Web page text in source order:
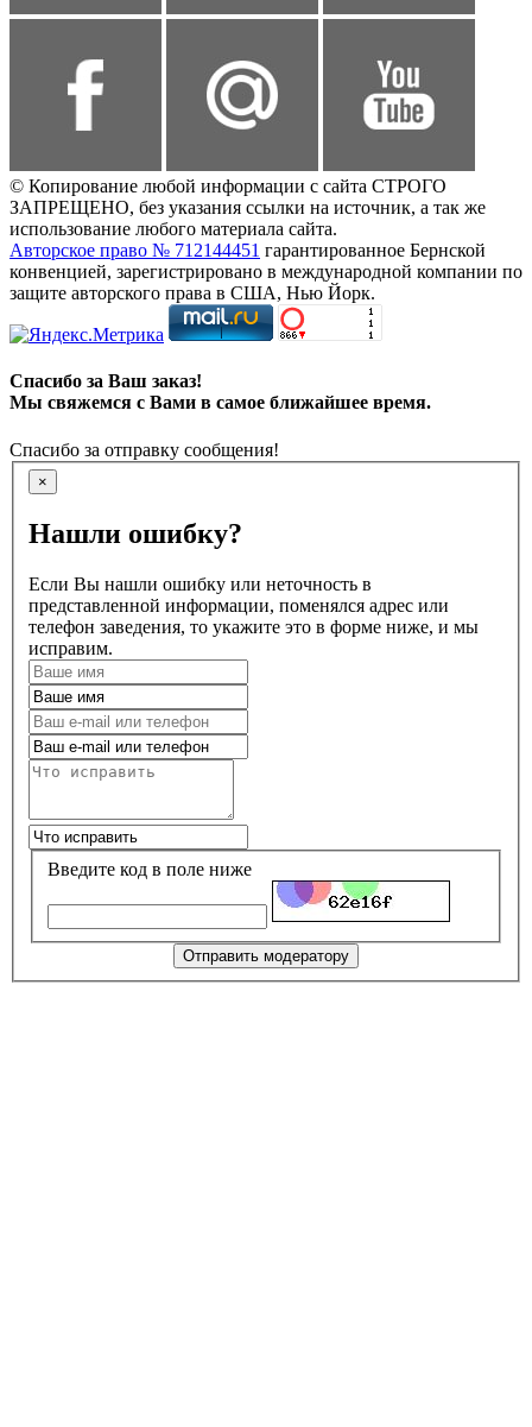
© Копирование любой информации с сайта СТРОГО
ЗАПРЕЩЕНО, без указания ссылки на источник, а так же
использование любого материала сайта.
Авторское право № 712144451 гарантированное Бернской
конвенцией, зарегистрировано в международной компании по
защите авторского права в США, Нью Йорк.
Спасибо за Ваш заказ!
Мы свяжемся с Вами в самое ближайшее время.
Спасибо за отправку сообщения!
×
Нашли ошибку?
Если Вы нашли ошибку или неточность в
представленной информации, поменялся адрес или
телефон заведения, то укажите это в форме ниже, и мы
исправим.
Введите код в поле ниже
Отправить модератору